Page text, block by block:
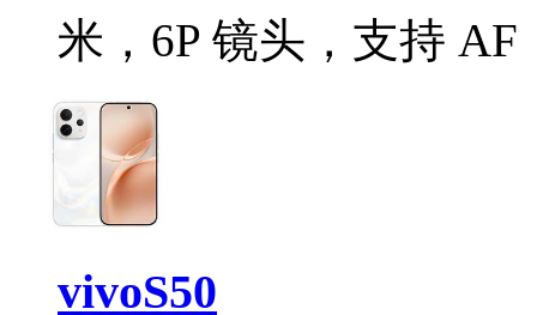
米，6P 镜头，支持 AF
vivoS50